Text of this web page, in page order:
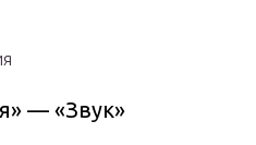
— «Звук»